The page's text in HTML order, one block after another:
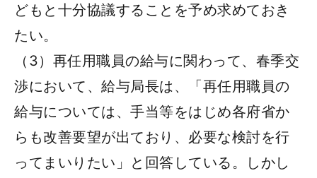
どもと十分協議することを予め求めておき
たい。
（3）再任用職員の給与に関わって、春季交
渉において、給与局長は、「再任用職員の
給与については、手当等をはじめ各府省か
らも改善要望が出ており、必要な検討を行
ってまいりたい」と回答している。しかし